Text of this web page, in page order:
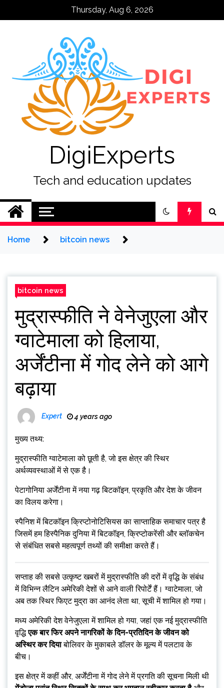
Thursday, Aug 6, 2026
DigiExperts
Tech and education updates
Home bitcoin news
bitcoin news
मुद्रास्फीति ने वेनेजुएला और
ग्वाटेमाला को हिलाया,
अर्जेंटीना में गोद लेने को आगे
बढ़ाया
Expert 4 years ago
मुख्य तथ्य:
मुद्रास्फीति ग्वाटेमाला को छूती है, जो इस क्षेत्र की स्थिर
अर्थव्यवस्थाओं में से एक है।
पेटागोनिया अर्जेंटीना में नया गढ़ बिटकॉइन, प्रकृति और देश के जीवन
का विलय करेगा।
स्पैनिश में बिटकॉइन क्रिप्टोनोटिसियस का साप्ताहिक समाचार पत्र है
जिसमें हम हिस्पैनिक दुनिया में बिटकॉइन, क्रिप्टोकरेंसी और ब्लॉकचेन
से संबंधित सबसे महत्वपूर्ण तथ्यों की समीक्षा करते हैं।
सप्ताह की सबसे उत्कृष्ट खबरों में मुद्रास्फीति की दरों में वृद्धि के संबंध
में विभिन्न लैटिन अमेरिकी देशों से आने वाली रिपोर्टें हैं। ग्वाटेमाला, जो
अब तक स्थिर फिएट मुद्रा का आनंद लेता था, सूची में शामिल हो गया।
मध्य अमेरिकी देश वेनेजुएला में शामिल हो गया, जहां एक नई मुद्रास्फीति
वृद्धिएक बार फिर अपने नागरिकों के दिन-प्रतिदिन के जीवन को
अस्थिर कर दियाबोलिवर के मुकाबले डॉलर के मूल्य में पलटाव के
बीच।
इस क्षेत्र में कहीं और, अर्जेंटीना में गोद लेने में प्रगति की सूचना मिली थी